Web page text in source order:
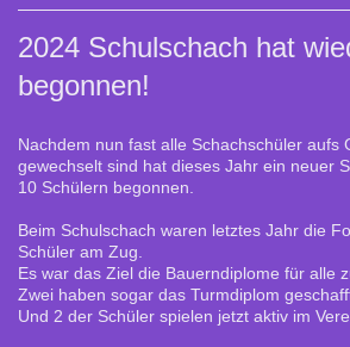
2024 Schulschach hat
begonnen!
Nachdem nun fast alle Schachschüler aufs
gewechselt sind hat dieses Jahr ein neuer
10 Schülern begonnen.
Beim Schulschach waren letztes Jahr die
Schüler am Zug.
Es war das Ziel die Bauerndiplome für alle
Zwei haben sogar das Turmdiplom
Und 2 der Schüler spielen jetzt aktiv im